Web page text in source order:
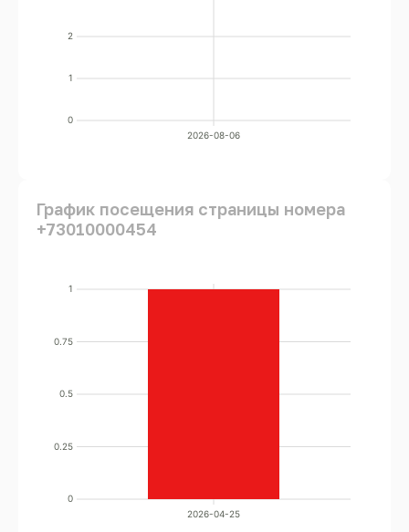
0
1
2
2026-08-06
График посещения страницы номера
+73010000454
0
0.25
0.5
0.75
1
2026-04-25